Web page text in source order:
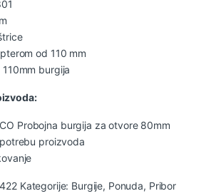
od 110 mm
burgija
Probojna burgija za otvore 80mm
proizvoda
Kategorije: Burgije, Ponuda, Pribor